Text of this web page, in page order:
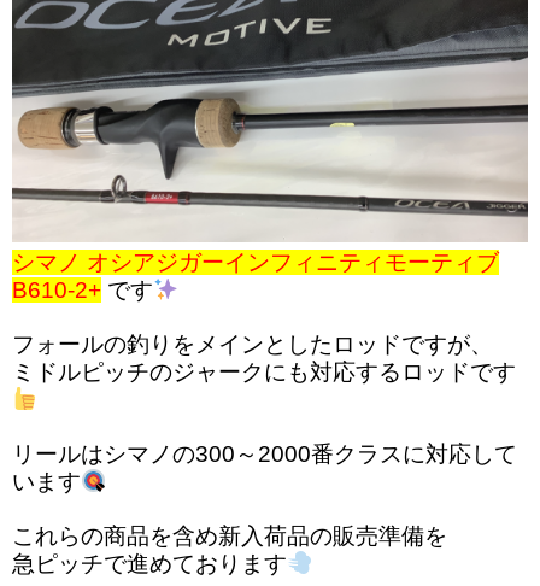
シマノ オシアジガーインフィニティモーティブ
B610-2+ です
フォールの釣りをメインとしたロッドですが、
ミドルピッチのジャークにも対応するロッドです
リールはシマノの300～2000番クラスに対応して
います
これらの商品を含め新入荷品の販売準備を
急ピッチで進めております